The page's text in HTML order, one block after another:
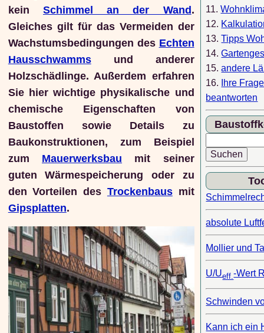
kein Schimmel an der Wand.
Gleiches gilt für das Vermeiden der
Wachstumsbedingungen des Echten
Hausschwammsund anderer
Holzschädlinge. Außerdem erfahren
Sie hier wichtige physikalische und
chemische Eigenschaften von
Baustoffen sowie Details zu
Baukonstruktionen, zum Beispiel
zum Mauerwerksbau mit seiner
guten Wärmespeicherung oder zu
den Vorteilen des Trockenbausmit
Gipsplatten.
11.
12.
13.Tipps
14.
15.andere
16.
Ihre
beantworten
absolute
Mollier und
U/Ueff.-Wert
Schwinden
Kann ich ein